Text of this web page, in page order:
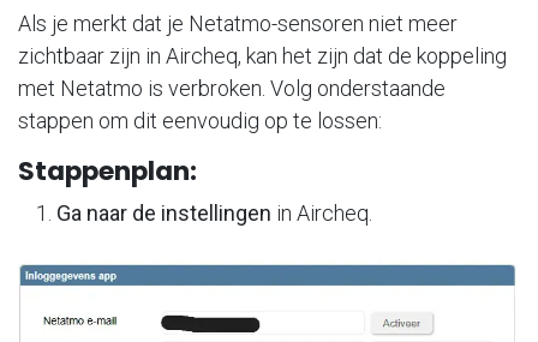
Als je merkt dat je Netatmo-sensoren niet meer
zichtbaar zijn in Aircheq, kan het zijn dat de koppeling
met Netatmo is verbroken. Volg onderstaande
stappen om dit eenvoudig op te lossen:
Stappenplan:
Ga naar de instellingen in Aircheq.